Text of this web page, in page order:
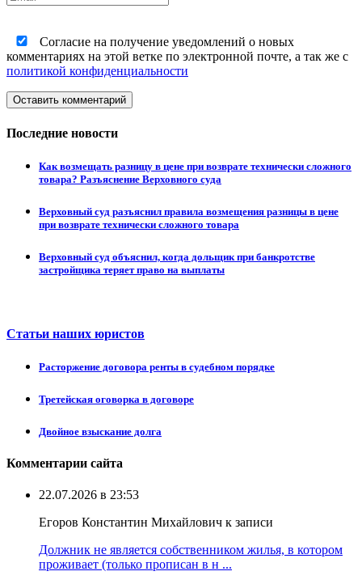
Согласие на получение уведомлений о новых
комментариях на этой ветке по электронной почте, а так же с
политикой конфиденциальности
Оставить комментарий
Последние новости
Как возмещать разницу в цене при возврате технически сложного
товара? Разъяснение Верховного суда
Верховный суд разъяснил правила возмещения разницы в цене
при возврате технически сложного товара
Верховный суд объяснил, когда дольщик при банкротстве
застройщика теряет право на выплаты
Статьи наших юристов
Расторжение договора ренты в судебном порядке
Третейская оговорка в договоре
Двойное взыскание долга
Комментарии сайта
22.07.2026 в 23:53
Егоров Константин Михайлович к записи
Должник не является собственником жилья, в котором
проживает (только прописан в н ...